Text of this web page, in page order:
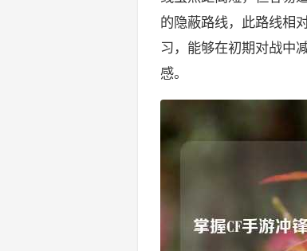
的隐蔽路线，此路线相
习，能够在初期对战中
感。